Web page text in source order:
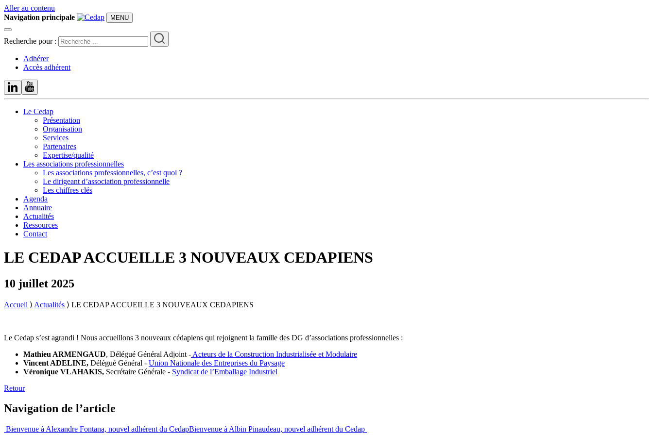
Aller au contenu
Navigation principale
MENU
Recherche pour :
Adhérer
Accès adhérent
Le Cedap
Présentation
Organisation
Services
Partenaires
Expertise/qualité
Les associations professionnelles
Les associations professionnelles, c’est quoi ?
Le dirigeant d’association professionnelle
Les chiffres clés
Agenda
Annuaire
Actualités
Ressources
Contact
LE CEDAP ACCUEILLE 3 NOUVEAUX CEDAPIENS
10 juillet 2025
Accueil ⟩ Actualités ⟩ LE CEDAP ACCUEILLE 3 NOUVEAUX CEDAPIENS
Le Cedap s’est agrandi ! Nous accueillons 3 nouveaux cédapiens qui rejoignent la famille des DG d’associations professionnelles :
Mathieu ARMENGAUD, Délégué Général Adjoint - Acteurs de la Construction Industrialisée et Modulaire
Vincent ADELINE, Délégué Général - Union Nationale des Entreprises du Paysage
Véronique VLAHAKIS, Secrétaire Générale - Syndicat de l’Emballage Industriel
Retour
Navigation de l’article
Bienvenue à Alexandre Fontana, nouvel adhérent du CedapBienvenue à Albin Pinaudeau, nouvel adhérent du Cedap